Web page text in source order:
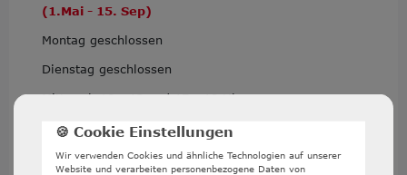
(1.Mai - 15. Sep)
Montag geschlossen
Dienstag geschlossen
Mittwoch 10 - 12 und 17 - 19 Uhr
Donnerstag 10 - 12 und 14 - 16 Uhr
Freitag 10 - 12 und 14 - 16 Uhr
Wir verwenden Cookies und ähnliche Technologien auf unserer
Website und verarbeiten personenbezogene Daten von